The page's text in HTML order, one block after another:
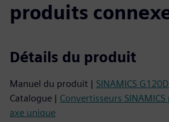
produits
Détails du produit
Manuel du produit | SINAMICS G120D
Catalogue | Convertisseurs
axe unique